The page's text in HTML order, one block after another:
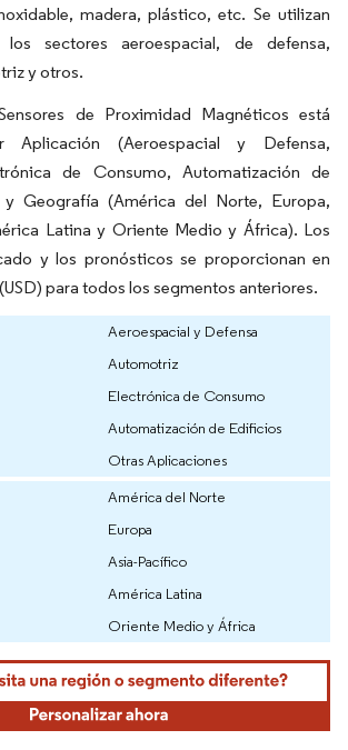
madera, plástico, etc. Se utilizan
los sectores aeroespacial, de defensa,
y otros.
de Proximidad Magnéticos está
Aplicación (Aeroespacial y Defensa,
de Consumo, Automatización de
Geografía (América del Norte, Europa,
Latina y Oriente Medio y África). Los
y los pronósticos se proporcionan en
para todos los segmentos anteriores.
Aeroespacial y Defensa
Automotriz
Electrónica de Consumo
Automatización de Edificios
Otras Aplicaciones
América del Norte
Europa
Asia-Pacífico
América Latina
Oriente Medio y África